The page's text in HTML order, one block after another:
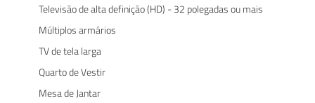
Televisão de alta definição (HD) - 32 polegadas ou mais
Múltiplos armários
TV de tela larga
Quarto de Vestir
Mesa de Jantar